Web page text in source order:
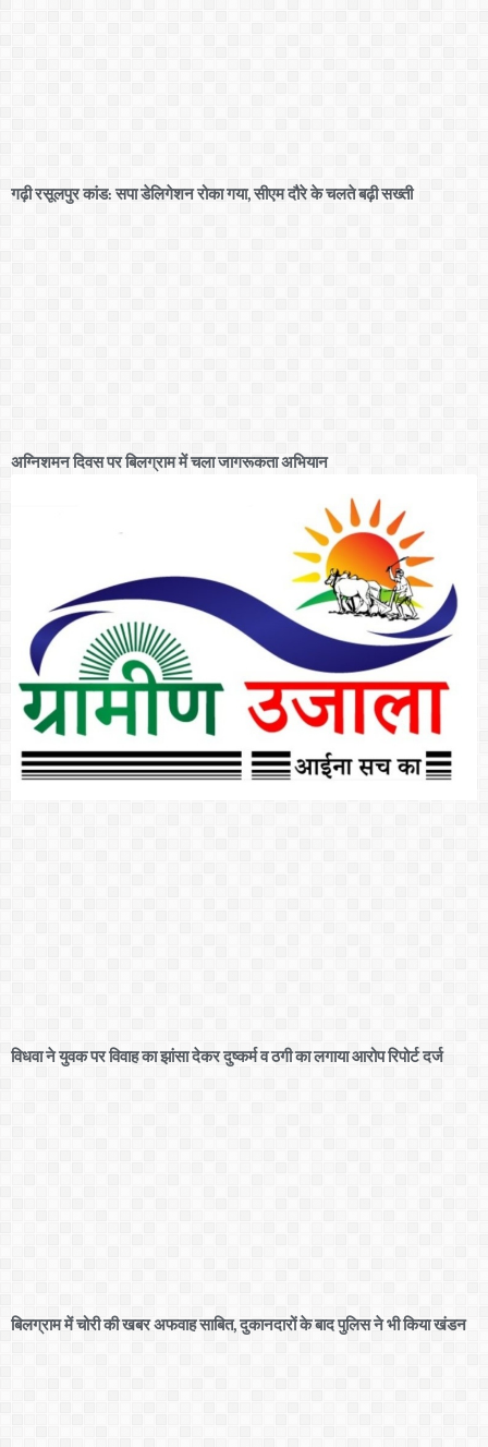
गढ़ी रसूलपुर कांड: सपा डेलिगेशन रोका गया, सीएम दौरे के चलते बढ़ी सख्ती
अग्निशमन दिवस पर बिलग्राम में चला जागरूकता अभियान
विधवा ने युवक पर विवाह का झांसा देकर दुष्कर्म व ठगी का लगाया आरोप रिपोर्ट दर्ज
बिलग्राम में चोरी की खबर अफवाह साबित, दुकानदारों के बाद पुलिस ने भी किया खंडन